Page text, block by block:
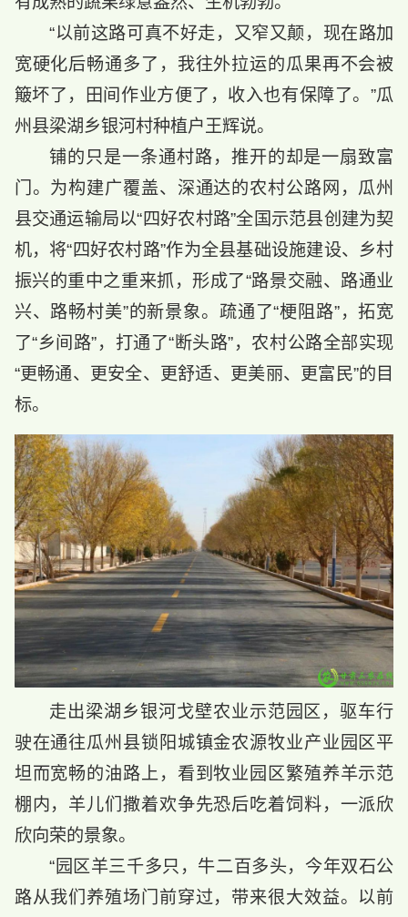
“以前这路可真不好走，又窄又颠，现在路加
宽硬化后畅通多了，我往外拉运的瓜果再不会被
簸坏了，田间作业方便了，收入也有保障了。”瓜
州县梁湖乡银河村种植户王辉说。
铺的只是一条通村路，推开的却是一扇致富
门。为构建广覆盖、深通达的农村公路网，瓜州
县交通运输局以“四好农村路”全国示范县创建为契
机，将“四好农村路”作为全县基础设施建设、乡村
振兴的重中之重来抓，形成了“路景交融、路通业
兴、路畅村美”的新景象。疏通了“梗阻路”，拓宽
了“乡间路”，打通了“断头路”，农村公路全部实现
“更畅通、更安全、更舒适、更美丽、更富民”的目
标。
走出梁湖乡银河戈壁农业示范园区，驱车行
驶在通往瓜州县锁阳城镇金农源牧业产业园区平
坦而宽畅的油路上，看到牧业园区繁殖养羊示范
棚内，羊儿们撒着欢争先恐后吃着饲料，一派欣
欣向荣的景象。
“园区羊三千多只，牛二百多头，今年双石公
路从我们养殖场门前穿过，带来很大效益。以前